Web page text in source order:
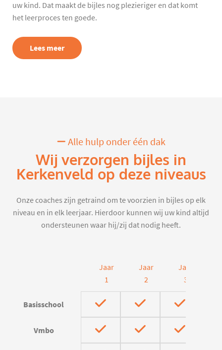
uw kind. Dat maakt de bijles nog plezieriger en dat komt
het leerproces ten goede.
Lees meer
Alle hulp onder één dak
Wij verzorgen bijles in
Kerkenveld op deze niveaus
Onze coaches zijn getraind om te voorzien in bijles op elk
niveau en in elk leerjaar. Hierdoor kunnen wij uw kind altijd
ondersteunen waar hij/zij dat nodig heeft.
Jaar
1
Jaar
2
Jaar
3
Basisschool
Vmbo